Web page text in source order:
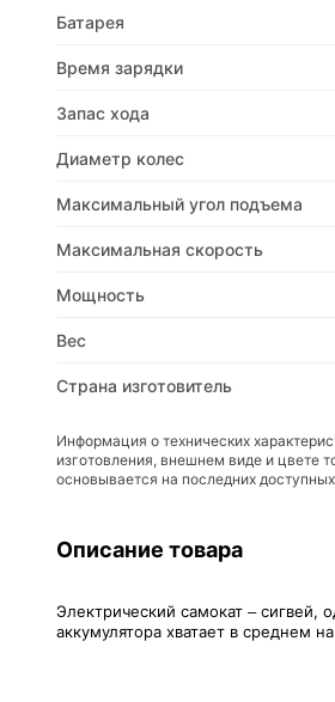
Батарея
Время зарядки
Запас хода
Диаметр колес
Максимальный угол подъема
Максимальная скорость
Мощность
Вес
Страна изготовитель
Информация о технических
изготовления, внешнем виде и цвете
основывается на последних
Описание товара
Электрический самокат – сигвей,
аккумулятора хватает в среднем